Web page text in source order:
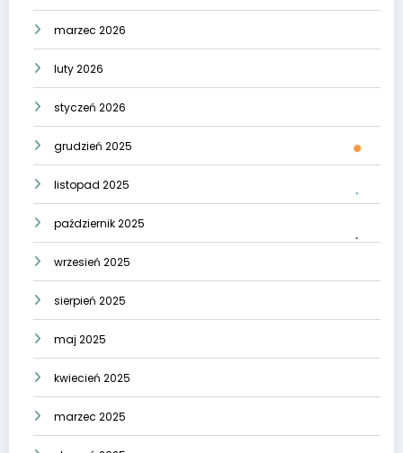
marzec 2026
luty 2026
styczeń 2026
grudzień 2025
listopad 2025
październik 2025
wrzesień 2025
sierpień 2025
maj 2025
kwiecień 2025
marzec 2025